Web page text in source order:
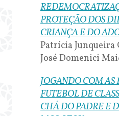
PROTEÇÃO DOS
CRIANÇA E DO
Patrícia
José Domenici
JOGANDO COM AS
FUTEBOL DE
CHÁ DO PADRE E